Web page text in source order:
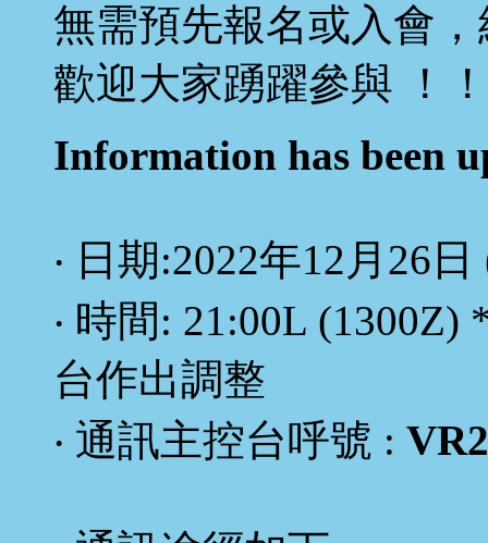
無需預先報名或入會
歡迎大家踴躍參與 ！！
Information has been
‧ 日期:2022年12月26
‧ 時間: 21:00L
台作出調整
‧ 通訊主控台呼號 :